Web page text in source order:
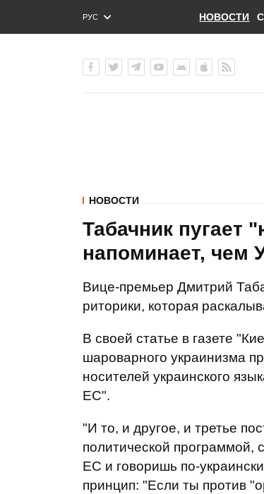
РУС
ENG
НОВОСТИ
НОВОСТИ
Табачник пугает
напоминает, чем
Вице-премьер Дмитрий
риторики, которая
В своей статье в газете
шароварного украинизма
носителей украинского
ЕС".
"И то, и другое, и третье
политической программой,
ЕС и говоришь по-
принцип: "Если ты против